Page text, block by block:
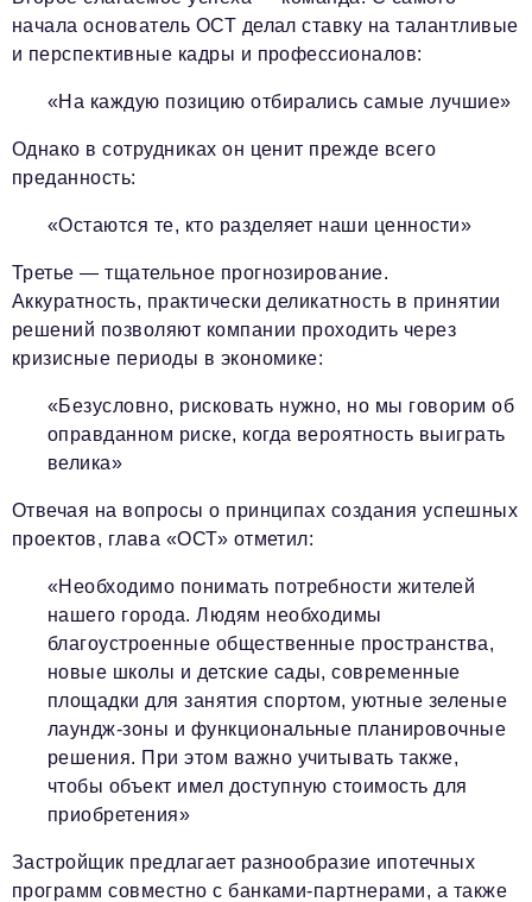
начала основатель ОСТ делал ставку на талантливые
и перспективные кадры и профессионалов:
«На каждую позицию отбирались самые лучшие»
Однако в сотрудниках он ценит прежде всего
преданность:
«Остаются те, кто разделяет наши ценности»
Третье — тщательное прогнозирование.
Аккуратность, практически деликатность в принятии
решений позволяют компании проходить через
кризисные периоды в экономике:
«Безусловно, рисковать нужно, но мы говорим об
оправданном риске, когда вероятность выиграть
велика»
Отвечая на вопросы о принципах создания успешных
проектов, глава «ОСТ» отметил:
«Необходимо понимать потребности жителей
нашего города. Людям необходимы
благоустроенные общественные пространства,
новые школы и детские сады, современные
площадки для занятия спортом, уютные зеленые
лаундж-зоны и функциональные планировочные
решения. При этом важно учитывать также,
чтобы объект имел доступную стоимость для
приобретения»
Застройщик предлагает разнообразие ипотечных
программ совместно с банками-партнерами, а также